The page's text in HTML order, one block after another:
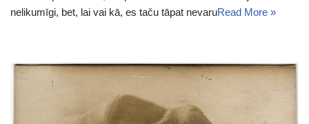
nelikumīgi, bet, lai vai kā, es taču tāpat nevaruRead More »